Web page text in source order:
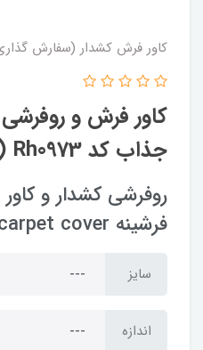
کاور فرش کشدار (سفارش
کاور فرش و
جذاب کد Rh0973 (با فیلم زنده)
روفرشی کشدار و
فرشینه carpet cover
سایز
اندازه